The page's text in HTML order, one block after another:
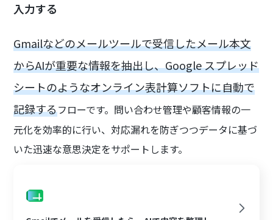
入力する
Gmailなどのメールツールで受信したメール本文
からAIが重要な情報を抽出し、Google スプレッド
シートのようなオンライン表計算ソフトに自動で
記録するフローです。問い合わせ管理や顧客情報の一
元化を効率的に行い、対応漏れを防ぎつつデータに基づ
いた迅速な意思決定をサポートします。